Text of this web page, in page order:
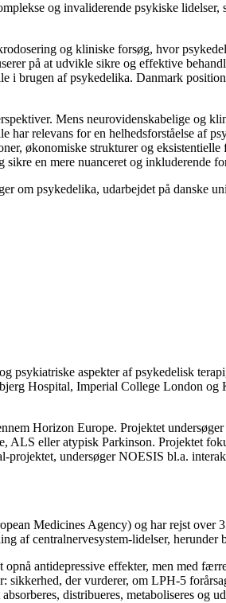
og invaliderende psykiske
og kliniske forsøg, hvor
på at udvikle sikre og effektive
i brugen af psykedelika. Danmark
Mens neurovidenskabelige og
relevans for en helhedsforståelse af
økonomiske strukturer og
en mere nuanceret og inkluderende
om psykedelika, udarbejdet på danske
aspekter af psykedelisk
Hospital, Imperial College London
Horizon Europe. Projektet
eller atypisk Parkinson. Projektet
undersøger NOESIS bl.a.
Medicines Agency) og har rejst
af centralnervesystem-lidelser, herunder
antidepressive effekter, men med
sikkerhed, der vurderer, om LPH-5
distribueres, metaboliseres og